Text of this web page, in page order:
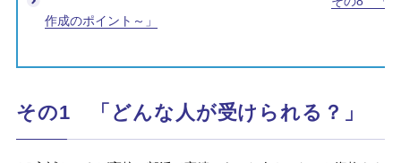
作成のポイント～」
その1 「どんな人が受けられる？」